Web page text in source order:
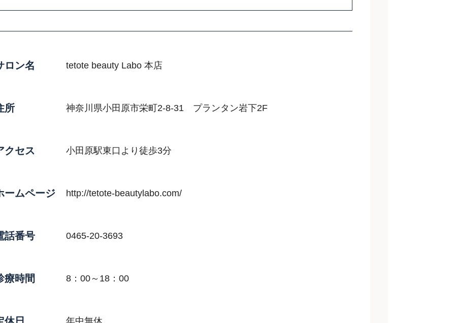
ロン名 tetote beauty Labo 本店
所 神奈川県小田原市栄町2-8-31 プランタン岩下2F
クセス 小田原駅東口より徒歩3分
ームページ http://tetote-beautylabo.com/
話番号 0465-20-3693
療時間 8：00～18：00
年中無休